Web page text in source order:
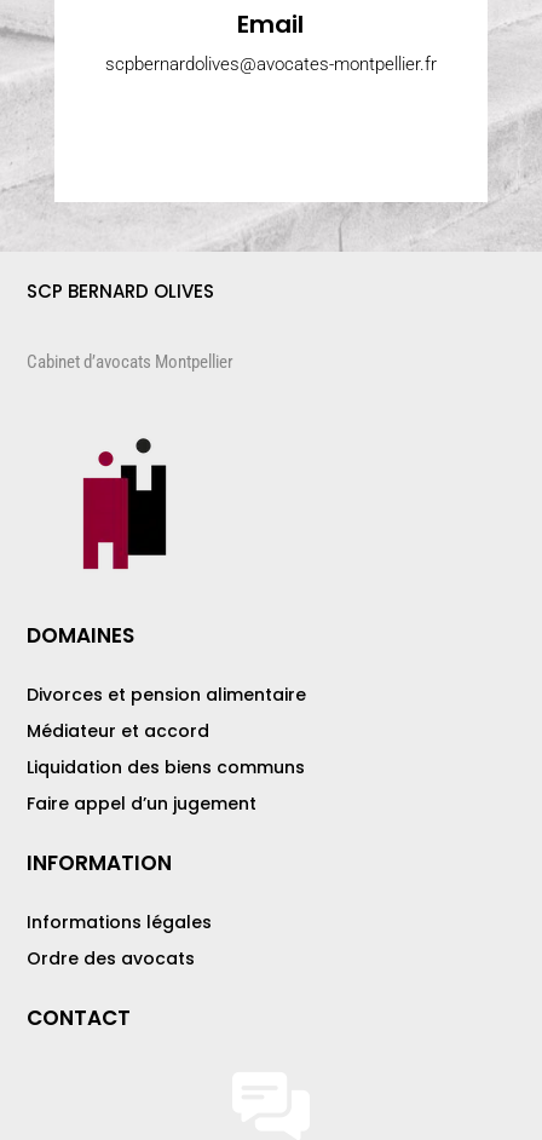
Email
scpbernardolives@avocates-montpellier.fr
SCP BERNARD OLIVES
Cabinet d’avocats Montpellier
DOMAINES
Divorces et pension alimentaire
Médiateur et accord
Liquidation des biens communs
Faire appel d’un jugement
INFORMATION
Informations légales
Ordre des avocats
CONTACT